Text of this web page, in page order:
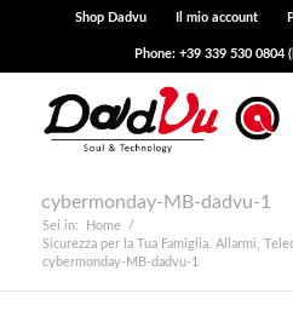
Shop Dadvu Il mio account
Phone: +39 339 530 0804
cybermonday-MB-dadvu-1
Sei in: Home
/
Sicurezza per la Tua Famiglia. Allarmi,
cybermonday-MB-dadvu-1